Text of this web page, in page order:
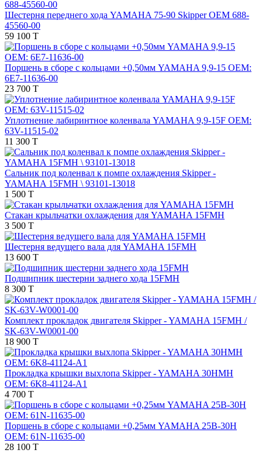
Шестерня переднего хода YAMAHA 75-90 Skipper OEM 688-
45560-00
59 100 T
Поршень в сборе с кольцами +0,50мм YAMAHA 9,9-15 OEM:
6E7-11636-00
23 700 T
Уплотнение лабиринтное коленвала YAMAHA 9,9-15F OEM:
63V-11515-02
11 300 T
Сальник под коленвал к помпе охлаждения Skipper -
YAMAHA 15FMH \ 93101-13018
1 500 T
Стакан крыльчатки охлаждения для YAMAHA 15FMH
3 500 T
Шестерня ведущего вала для YAMAHA 15FMH
13 600 T
Подшипник шестерни заднего хода 15FMH
8 300 T
Комплект прокладок двигателя Skipper - YAMAHA 15FMH /
SK-63V-W0001-00
18 900 T
Прокладка крышки выхлопа Skipper - YAMAHA 30HMH
OEM: 6K8-41124-A1
4 700 T
Поршень в сборе с кольцами +0,25мм YAMAHA 25B-30H
OEM: 61N-11635-00
28 100 T